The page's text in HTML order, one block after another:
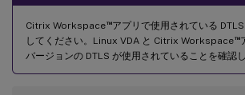
Citrix Workspace™アプリで使用されている
してください。Linux VDA と Citrix Workspace™
バージョンの DTLS が使用されていることを確認